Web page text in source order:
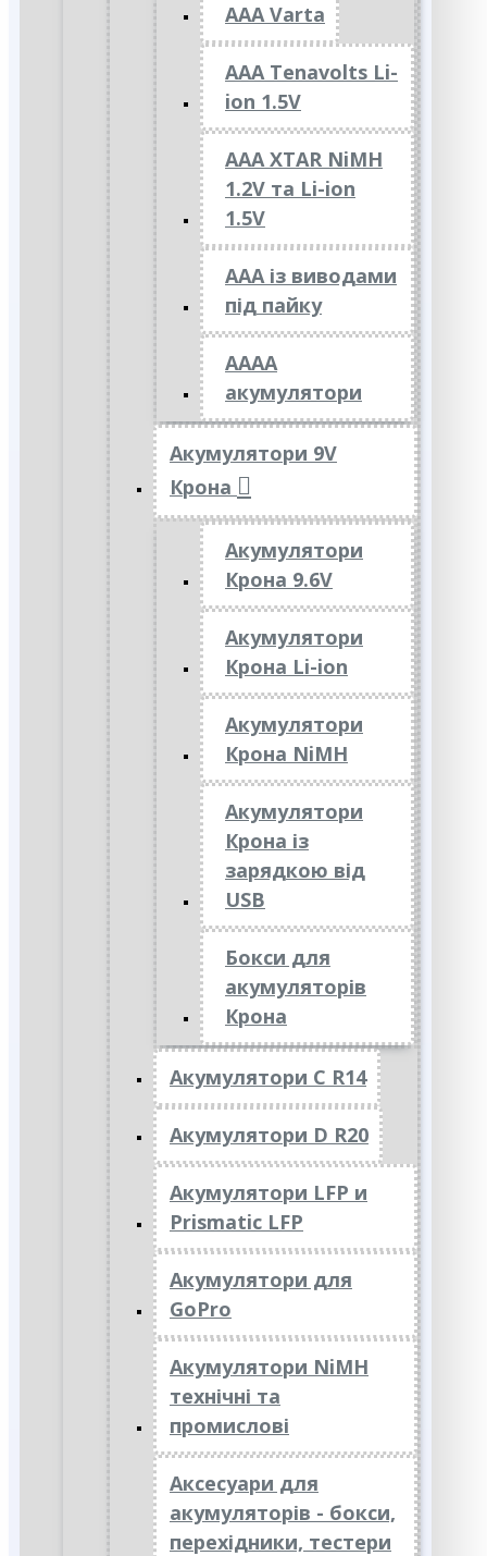
AAA Varta
AAA Tenavolts Li-
ion 1.5V
AAA XTAR NiMH
1.2V та Li-ion
1.5V
ААА із виводами
під пайку
АААА
акумулятори
Акумулятори 9V
Крона
Акумулятори
Крона 9.6V
Акумулятори
Крона Li-ion
Акумулятори
Крона NiMH
Акумулятори
Крона із
зарядкою від
USB
Бокси для
акумуляторів
Крона
Акумулятори C R14
Акумулятори D R20
Акумулятори LFP и
Prismatic LFP
Акумулятори для
GoPro
Акумулятори NiMH
технічні та
промислові
Аксесуари для
акумуляторів - бокси,
перехідники, тестери